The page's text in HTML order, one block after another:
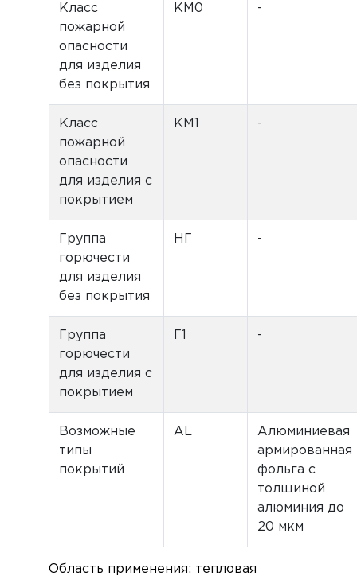
Класс
пожарной
опасности
для изделия
без покрытия
КМ0 -
Класс
пожарной
опасности
для изделия с
покрытием
КМ1 -
Группа
горючести
для изделия
без покрытия
НГ -
Группа
горючести
для изделия с
покрытием
-
Возможные
типы
покрытий
AL
Алюминиевая
армированная
фольга с
толщиной
алюминия до
20 мкм
Область применения: тепловая